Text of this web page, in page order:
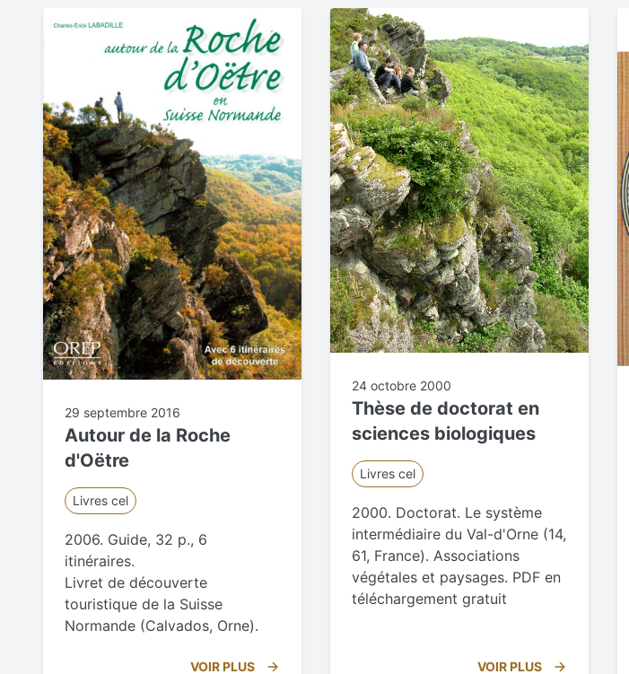
29 septembre 2016
Autour de la Roche
d'Oëtre
Livres cel
2006. Guide, 32 p., 6
itinéraires.
Livret de découverte
touristique de la Suisse
Normande (Calvados, Orne).
VOIR PLUS
24 octobre 2000
Thèse de doctorat en
sciences biologiques
Livres cel
2000. Doctorat. Le système
intermédiaire du Val-d'Orne (14,
61, France). Associations
végétales et paysages. PDF en
téléchargement gratuit
VOIR PLUS